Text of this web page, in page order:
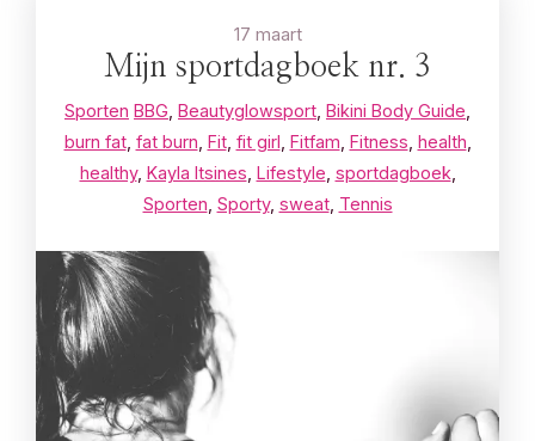
17 maart
Mijn sportdagboek nr. 3
Sporten BBG Beautyglowsport Bikini Body Guide
burn fat, fat burn Fit, fit girl Fitfam Fitness health
healthy, Kayla Itsines Lifestyle sportdagboek
Sporten Sporty, sweat, Tennis